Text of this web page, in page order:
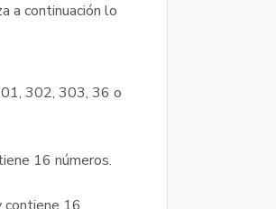
a continuación lo
302, 303, 36 o
16 números.